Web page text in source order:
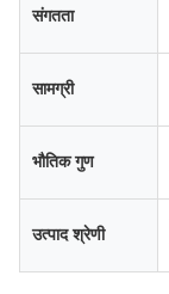
संगतता
सामग्री
भौतिक गुण
उत्पाद श्रेणी